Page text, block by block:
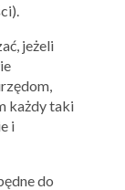
jeżeli
każdy taki
i
do